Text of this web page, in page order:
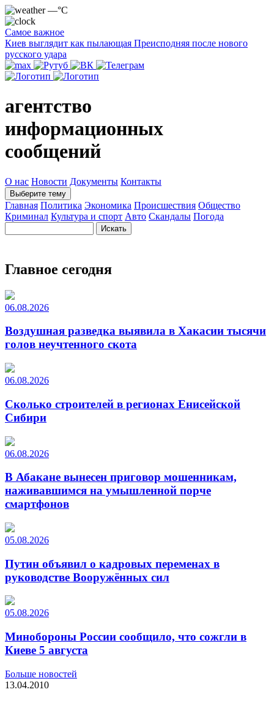
—°C
Самое важное
Киев выглядит как пылающая Преисподняя после нового
русского удара
агентство
информационных
сообщений
О нас Новости Документы Контакты
Выберите тему
Главная Политика Экономика Происшествия Общество
Криминал Культура и спорт Авто Скандалы Погода
Главное сегодня
06.08.2026
Воздушная разведка выявила в Хакасии тысячи
голов неучтенного скота
06.08.2026
Сколько строителей в регионах Енисейской
Сибири
06.08.2026
В Абакане вынесен приговор мошенникам,
наживавшимся на умышленной порче
смартфонов
05.08.2026
Путин объявил о кадровых переменах в
руководстве Вооружённых сил
05.08.2026
Минобороны России сообщило, что сожгли в
Киеве 5 августа
Больше новостей
13.04.2010